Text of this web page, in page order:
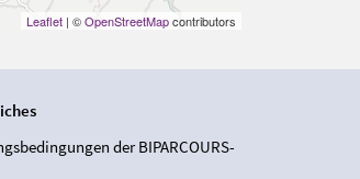
Leaflet| ©OpenStreetMapcontributors
der BIPARCOURS-